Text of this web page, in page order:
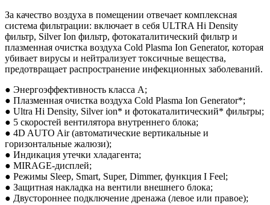
За качество воздуха в помещении отвечает комплексная
система фильтрации: включает в себя ULTRA Hi Density
фильтр, Silver Ion фильтр, фотокаталитический фильтр и
плазменная очистка воздуха Cold Plasma Ion Generator, которая
убивает вирусы и нейтрализует токсичные вещества,
предотвращает распространение инфекционных заболеваний.
● Энергоэффективность класса А;
● Плазменная очистка воздуха Cold Plasma Ion Generator*;
● Ultra Hi Density, Silver ion* и фотокаталитический* фильтры;
● 5 скоростей вентилятора внутреннего блока;
● 4D AUTO Air (автоматические вертикальные и
горизонтальные жалюзи);
● Индикация утечки хладагента;
● MIRAGE-дисплей;
● Режимы Sleep, Smart, Super, Dimmer, функция I Feel;
● Защитная накладка на вентили внешнего блока;
● Двустороннее подключение дренажа (левое или правое);